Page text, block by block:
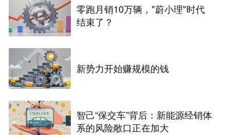
方表示肯定”
零跑月销10万辆，"蔚小理"时代
结束了？
新势力开始赚规模的钱
智己“保交车”背后：新能源经销体
系的风险敞口正在加大